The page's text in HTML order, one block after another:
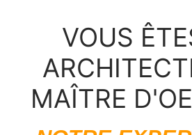
VOUS
MAÎTRE